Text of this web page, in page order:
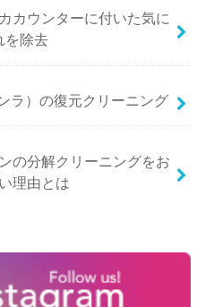
カウンターに付いた気に
を除去
ラ）の復元クリーニング
の分解クリーニングをお
理由とは